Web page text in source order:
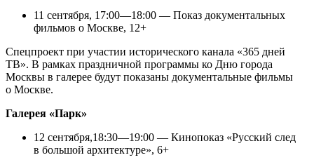
11 сентября, 17:00—18:00 — Показ документальных
фильмов о Москве, 12+
Спецпроект при участии исторического канала «365 дней
ТВ». В рамках праздничной программы ко Дню города
Москвы в галерее будут показаны документальные фильмы
о Москве.
Галерея «Парк»
12 сентября,18:30—19:00 — Кинопоказ «Русский след
в большой архитектуре», 6+